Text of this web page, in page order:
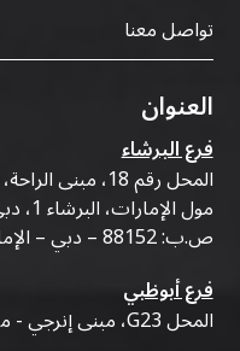
تواصل معنا
العنوان
فرع البرشاء
المحل رقم 18،
مول الإمارات، البرشاء 1، دبي
ص.ب: 88152 – دبي – الإمارات العربية المتحدة
فرع أبوظبي
المحل G23، مبنى إنرجي - مصفح - M20 - أبوظبي